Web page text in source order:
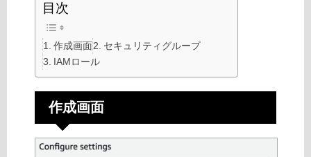
目次
作成画面
セキュリティグループ
IAMロール
作成画面